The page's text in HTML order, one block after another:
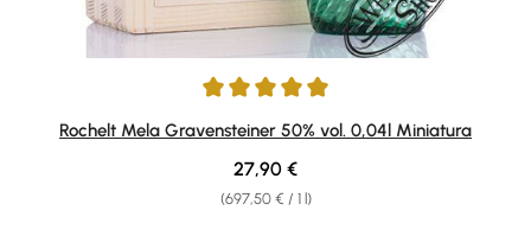
Average rating of 5 out of 5 stars
Rochelt Mela Gravensteiner 50% vol. 0,04l Miniatura
(697,50 € / 1 l)
Regular price:
27,90 €